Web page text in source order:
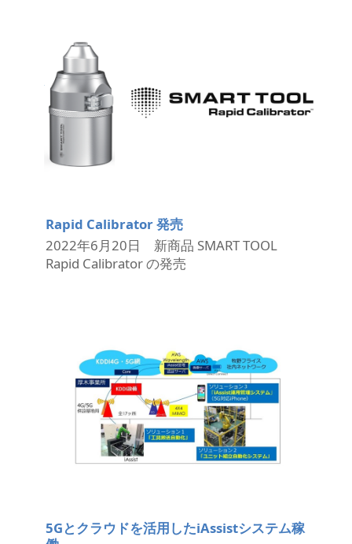
Rapid Calibrator 発売
2022年6月20日 新商品 SMART TOOL
Rapid Calibrator の発売
5Gとクラウドを活用したiAssistシステム稼